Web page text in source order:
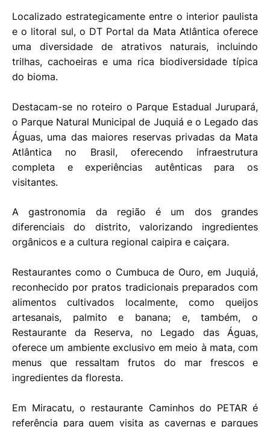
Localizado estrategicamente entre o interior paulista
e o litoral sul, o DT Portal da Mata Atlântica oferece
uma diversidade de atrativos naturais, incluindo
trilhas, cachoeiras e uma rica biodiversidade típica
do bioma.
Destacam-se no roteiro o Parque Estadual Jurupará,
o Parque Natural Municipal de Juquiá e o Legado das
Águas, uma das maiores reservas privadas da Mata
Atlântica no Brasil, oferecendo infraestrutura
completa e experiências autênticas para os
visitantes.
A gastronomia da região é um dos grandes
diferenciais do distrito, valorizando ingredientes
orgânicos e a cultura regional caipira e caiçara.
Restaurantes como o Cumbuca de Ouro, em Juquiá,
reconhecido por pratos tradicionais preparados com
alimentos cultivados localmente, como queijos
artesanais, palmito e banana; e, também, o
Restaurante da Reserva, no Legado das Águas,
oferece um ambiente exclusivo em meio à mata, com
menus que ressaltam frutos do mar frescos e
ingredientes da floresta.
Em Miracatu, o restaurante Caminhos do PETAR é
referência para quem visita as cavernas e parques